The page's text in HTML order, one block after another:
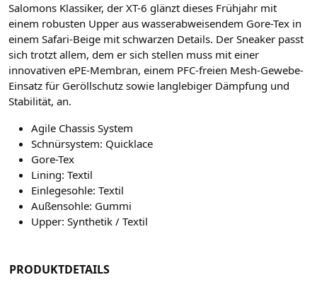
Salomons Klassiker, der XT-6 glänzt dieses Frühjahr mit
einem robusten Upper aus wasserabweisendem Gore-Tex in
einem Safari-Beige mit schwarzen Details. Der Sneaker passt
sich trotzt allem, dem er sich stellen muss mit einer
innovativen ePE-Membran, einem PFC-freien Mesh-Gewebe-
Einsatz für Geröllschutz sowie langlebiger Dämpfung und
Stabilität, an.
Agile Chassis System
Schnürsystem: Quicklace
Gore-Tex
Lining: Textil
Einlegesohle: Textil
Außensohle: Gummi
Upper: Synthetik / Textil
PRODUKTDETAILS